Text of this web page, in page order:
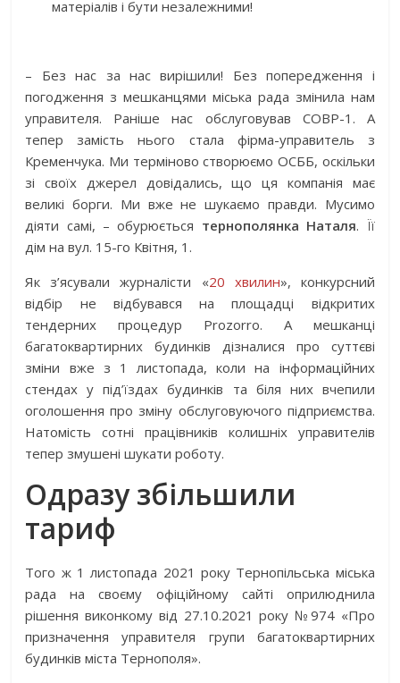
матеріалів і бути незалежними!
– Без нас за нас вирішили! Без попередження і
погодження з мешканцями міська рада змінила нам
управителя. Раніше нас обслуговував СОВР-1. А
тепер замість нього стала фірма-управитель з
Кременчука. Ми терміново створюємо ОСББ, оскільки
зі своїх джерел довідались, що ця компанія має
великі борги. Ми вже не шукаємо правди. Мусимо
діяти самі, – обурюється тернополянка Наталя. Її
дім на вул. 15-го Квітня, 1.
Як з’ясували журналісти «20 хвилин», конкурсний
відбір не відбувався на площадці відкритих
тендерних процедур Prozorro. А мешканці
багатоквартирних будинків дізналися про суттєві
зміни вже з 1 листопада, коли на інформаційних
стендах у під’їздах будинків та біля них вчепили
оголошення про зміну обслуговуючого підприємства.
Натомість сотні працівників колишніх управителів
тепер змушені шукати роботу.
Одразу збільшили
тариф
Того ж 1 листопада 2021 року Тернопільська міська
рада на своєму офіційному сайті оприлюднила
рішення виконкому від 27.10.2021 року №974 «Про
призначення управителя групи багатоквартирних
будинків міста Тернополя».